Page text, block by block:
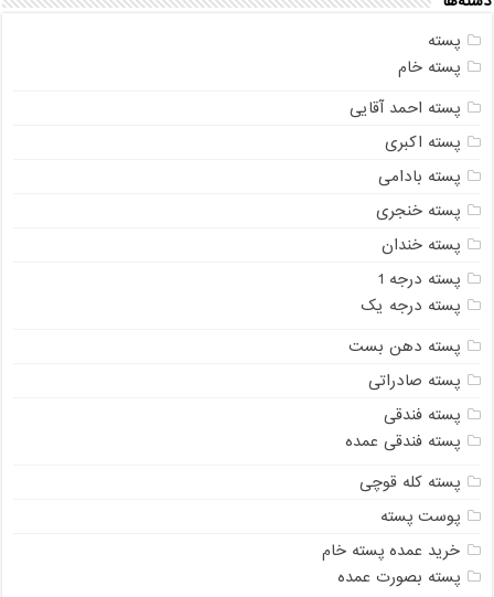
پسته
پسته خام
پسته احمد آقایی
پسته اکبری
پسته بادامی
پسته خنجری
پسته خندان
پسته درجه 1
پسته درجه یک
پسته دهن بست
پسته صادراتی
پسته فندقی
پسته فندقی عمده
پسته کله قوچی
پوست پسته
خرید عمده پسته خام
پسته بصورت عمده